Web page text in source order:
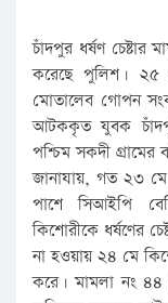
চাঁদপুর ধর্ষণ
করেছে পুলিশ।
মোতালেব গোপন
আটককৃত যুবক
পশ্চিম সকদী গ্রামের
জানাযায়, গত ২৩ মে
পাশে সিআইপি
কিশোরীকে ধর্ষণের
না হওয়ায় ২৪ মে
করে। মামলা নং ৪৪